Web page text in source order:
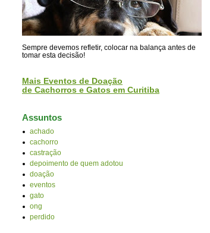
Sempre devemos refletir, colocar na balança antes de
tomar esta decisão!
Mais Eventos de Doação
de Cachorros e Gatos em Curitiba
Assuntos
achado
cachorro
castração
depoimento de quem adotou
doação
eventos
gato
ong
perdido